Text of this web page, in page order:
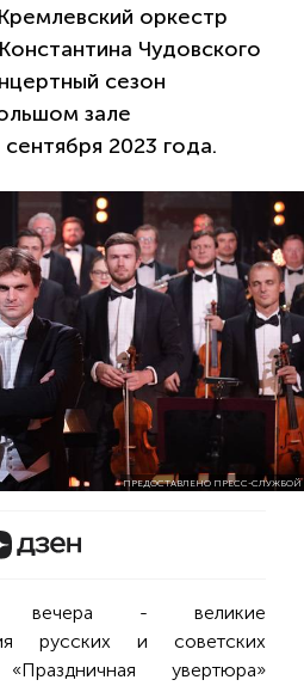
оркестр
Чудовского
сезон
зале
2023 года.
ПРЕДОСТАВЛЕНО ПРЕСС-СЛУЖБОЙ
вечера - великие
русских и советских
увертюра»